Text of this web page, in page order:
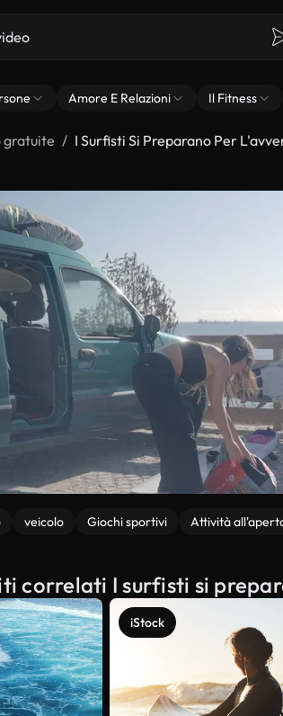
Amore E Relazioni Il Fitness
gratuite I Surfisti Si Preparano Per
veicolo Giochi sportivi Attività
correlati I surfisti si
iStock